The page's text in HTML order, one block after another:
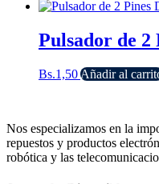
Pulsador de 2
Bs.1,50Añadir al
Nos especializamos en la
repuestos y productos
robótica y las